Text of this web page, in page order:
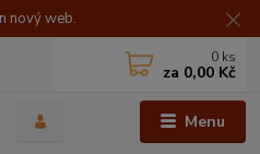
nový web.
Menu
0 ks
za 0,00 Kč